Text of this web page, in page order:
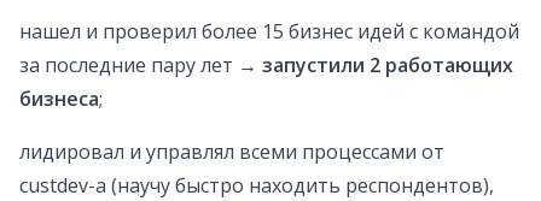
нашел и проверил более 15 бизнес идей с командой
за последние пару лет → запустили 2 работающих
бизнеса;
лидировал и управлял всеми процессами от
custdev-a (научу быстро находить респондентов),